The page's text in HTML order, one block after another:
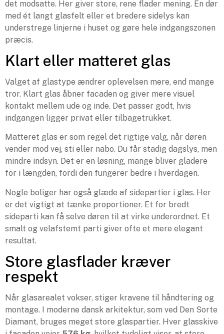
det modsatte. Her giver store, rene flader mening. En dør
med ét langt glasfelt eller et bredere sidelys kan
understrege linjerne i huset og gøre hele indgangszonen
præcis.
Klart eller matteret glas
Valget af glastype ændrer oplevelsen mere, end mange
tror. Klart glas åbner facaden og giver mere visuel
kontakt mellem ude og inde. Det passer godt, hvis
indgangen ligger privat eller tilbagetrukket.
Matteret glas er som regel det rigtige valg, når døren
vender mod vej, sti eller nabo. Du får stadig dagslys, men
mindre indsyn. Det er en løsning, mange bliver gladere
for i længden, fordi den fungerer bedre i hverdagen.
Nogle boliger har også glæde af sidepartier i glas. Her
er det vigtigt at tænke proportioner. Et for bredt
sideparti kan få selve døren til at virke underordnet. Et
smalt og velafstemt parti giver ofte et mere elegant
resultat.
Store glasflader kræver
respekt
Når glasarealet vokser, stiger kravene til håndtering og
montage. I moderne dansk arkitektur, som ved Den Sorte
Diamant, bruges meget store glaspartier. Hver glasskive